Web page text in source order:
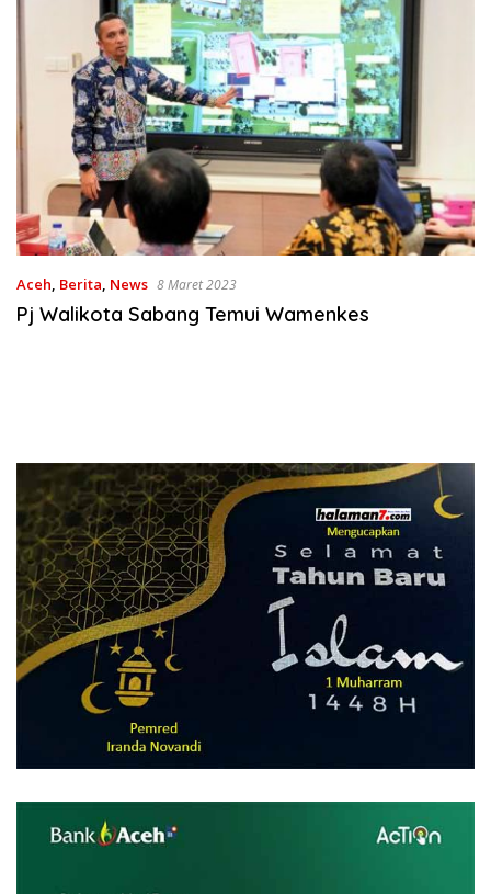
Aceh, Berita, News 8 Maret 2023
Pj Walikota Sabang Temui Wamenkes